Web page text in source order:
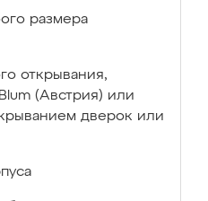
размера
открывания,
(Австрия) или
дверок или